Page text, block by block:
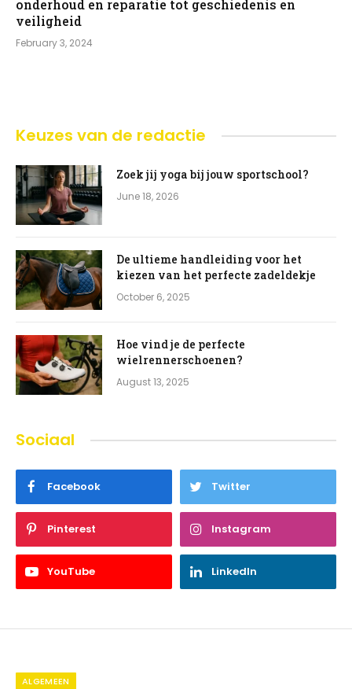
onderhoud en reparatie tot geschiedenis en
veiligheid
February 3, 2024
Keuzes van de redactie
Zoek jij yoga bij jouw sportschool?
June 18, 2026
De ultieme handleiding voor het
kiezen van het perfecte zadeldekje
October 6, 2025
Hoe vind je de perfecte
wielrennerschoenen?
August 13, 2025
Sociaal
Facebook Twitter
Pinterest Instagram
YouTube LinkedIn
ALGEMEEN